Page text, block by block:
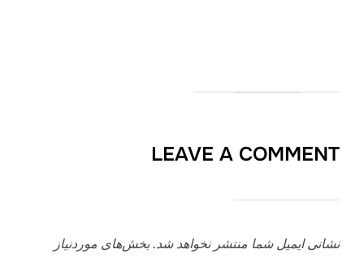
LEAVE A COMMENT
نشانی ایمیل شما منتشر نخواهد شد. بخش‌های موردنیاز